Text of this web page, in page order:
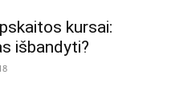
kursai:
išbandyti?